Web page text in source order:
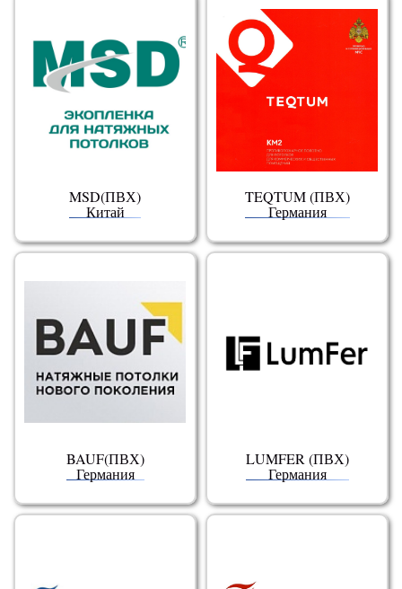
MSD(ПВХ)
Китай
TEQTUM (ПВХ)
Германия
BAUF(ПВХ)
Германия
LUMFER (ПВХ)
Германия